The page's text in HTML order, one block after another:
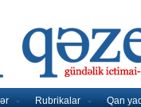
Rubrikalar Qan